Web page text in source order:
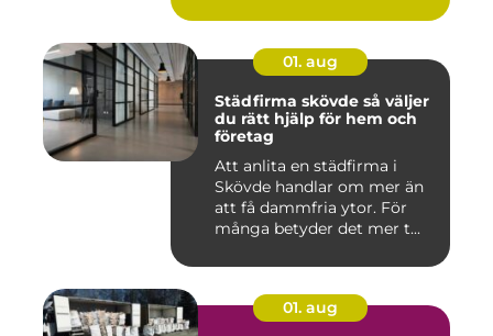
01. aug
Städfirma skövde så väljer
du rätt hjälp för hem och
företag
Att anlita en städfirma i
Skövde handlar om mer än
att få dammfria ytor. För
många betyder det mer t...
01. aug